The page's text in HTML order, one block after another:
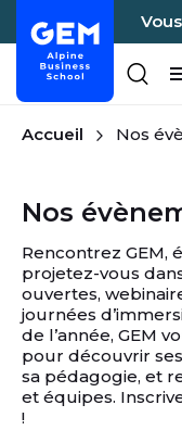
Accueil -
Accueil Nos
Nos
Rencontrez GEM,
projetez-vous
ouvertes,
journées
de l’année, GEM
pour découvrir
sa pédagogie, et
et équipes.
!